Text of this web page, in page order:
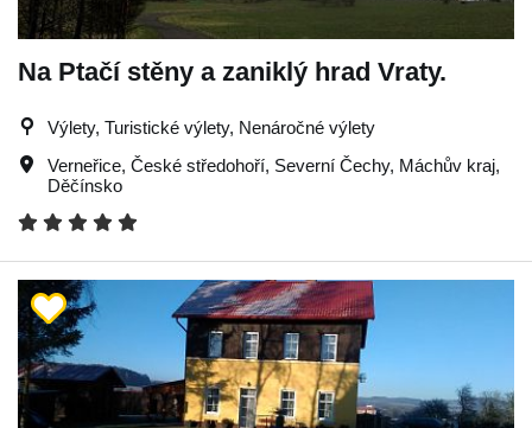
Na Ptačí stěny a zaniklý hrad Vraty.
Výlety, Turistické výlety, Nenáročné výlety
Verneřice, České středohoří, Severní Čechy, Máchův kraj,
Děčínsko